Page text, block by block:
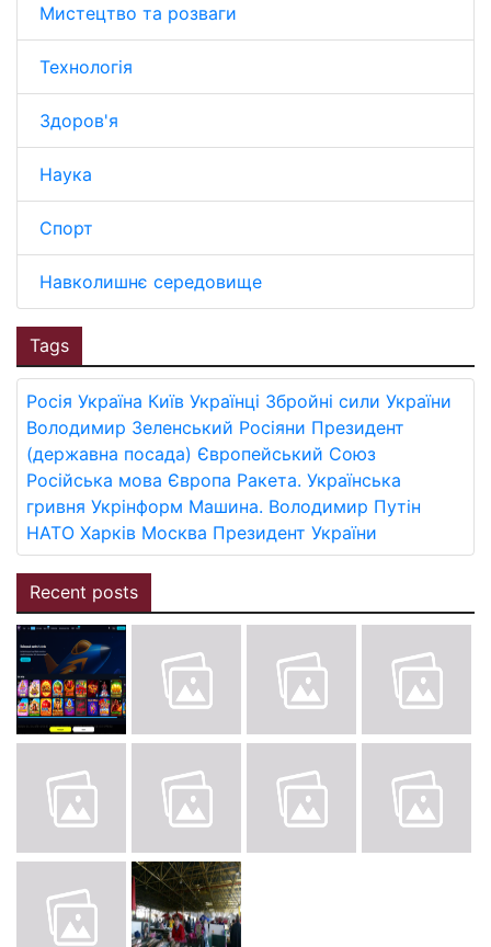
Мистецтво та розваги
Технологія
Здоров'я
Наука
Спорт
Навколишнє середовище
Tags
Росія Україна Київ Українці Збройні сили України
Володимир Зеленський Росіяни Президент
(державна посада) Європейський Союз
Російська мова Європа Ракета. Українська
гривня Укрінформ Машина. Володимир Путін
НАТО Харків Москва Президент України
Recent posts